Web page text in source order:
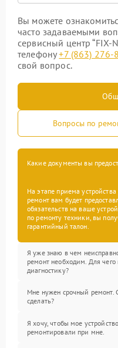
Вы можете
часто задаваемыми
сервисный центр
телефону+7 (863) 276-
свой вопрос.
Вопросы по
Какие документы вы
На этапе приема
ремонт вам будет
обязательств на ваше
по ремонту техники, вы
гарантийный талон.
Я уже знаю в чем
ремонт необходим. Для чего
диагностику?
Мне нужен срочный ремонт.
сделать?
Я хочу, чтобы мое устройство
ремонтировали при мне.